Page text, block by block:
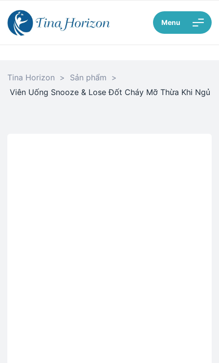
Menu
Tina Horizon > Sản phẩm >
Viên Uống Snooze & Lose Đốt Cháy Mỡ Thừa Khi Ngủ